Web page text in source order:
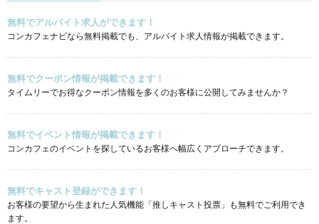
無料でアルバイト求人ができます！
コンカフェナビなら無料掲載でも、アルバイト求人情報が掲載できます。
無料でクーポン情報が掲載できます！
タイムリーでお得なクーポン情報を多くのお客様に公開してみませんか？
無料でイベント情報が掲載できます！
コンカフェのイベントを探しているお客様へ幅広くアプローチできます。
無料でキャスト登録ができます！
お客様の要望から生まれた人気機能「推しキャスト投票」も無料でご利用でき
ます。